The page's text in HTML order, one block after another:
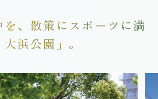
、散策にスポーツに満
浜公園」。